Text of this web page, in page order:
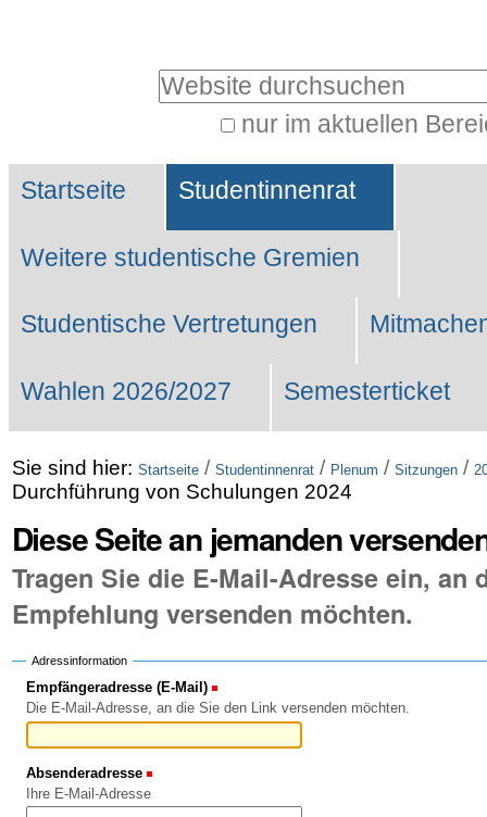
Website durchsuchen
nur im aktuellen
Suche…
Sektionen
Startseite Studentinnenrat
Weitere studentische Gremien
Studentische Vertretungen
Wahlen 2026/2027 Semesterticket
Sie sind hier: Startseite / Studentinnenrat / Plenum / Sitzungen /
Durchführung von Schulungen 2024
Diese Seite an jemanden
Tragen Sie die E-Mail-Adresse ein, an
Empfehlung versenden möchten.
Adressinformation
Empfängeradresse (E-Mail)
Die E-Mail-Adresse, an die Sie den Link versenden möchten.
Absenderadresse
Ihre E-Mail-Adresse